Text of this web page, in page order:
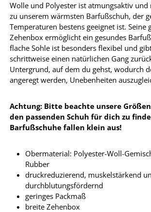
Wolle und Polyester ist atmungsaktiv und
zu unserem wärmsten Barfußschuh, der
Temperaturen bestens geeignet ist. Seine
Zehenbox ermöglicht ein gesundes
flache Sohle ist besonders flexibel und
schrittweise einen natürlichen Gang
Untergrund, auf dem du gehst, wodurch
angeregt werden, Unebenheiten
Achtung: Bitte beachte unsere
den passenden Schuh für dich zu
Barfußschuhe fallen klein aus!
Obermaterial: Polyester-Woll-
Rubber
druckreduzierend, muskelstärkend
durchblutungsfördernd
geringes Packmaß
breite Zehenbox